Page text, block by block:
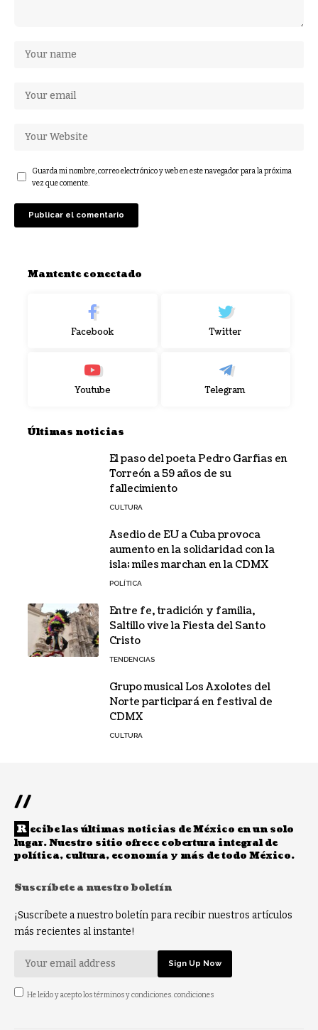
Guarda mi nombre, correo electrónico y web en este navegador para la próxima
vez que comente.
Mantente conectado
Facebook Twitter
Youtube Telegram
Últimas noticias
El paso del poeta Pedro Garfias en
Torreón a 59 años de su
fallecimiento
CULTURA
Asedio de EU a Cuba provoca
aumento en la solidaridad con la
isla; miles marchan en la CDMX
POLÍTICA
Entre fe, tradición y familia,
Saltillo vive la Fiesta del Santo
Cristo
TENDENCIAS
Grupo musical Los Axolotes del
Norte participará en festival de
CDMX
CULTURA
//
R ecibe las últimas noticias de México en un solo
lugar. Nuestro sitio ofrece cobertura integral de
política, cultura, economía y más de todo México.
Suscríbete a nuestro boletín
¡Suscríbete a nuestro boletín para recibir nuestros artículos
más recientes al instante!
He leído y acepto los términos y condiciones. condiciones